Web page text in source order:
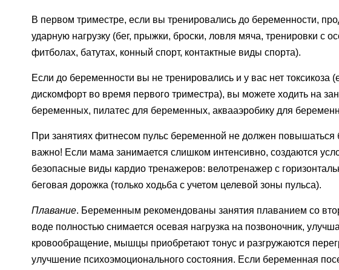
В первом триместре, если вы тренировались до беременности,
ударную нагрузку (бег, прыжки, броски, ловля мяча, тренировки с
фитболах, батутах, конный спорт, контактные виды спорта).
Если до беременности вы не тренировались и у вас нет токсикоза
дискомфорт во время первого триместра), вы можете ходить на
беременных, пилатес для беременных, аквааэробику для
При занятиях фитнесом пульс беременной не должен повышаться
важно! Если мама занимается слишком интенсивно, создаются
безопасные виды кардио тренажеров: велотренажер с
беговая дорожка (только ходьба с учетом целевой зоны пульса).
Плавание. Беременным рекомендованы занятия плаванием со
воде полностью снимается осевая нагрузка на позвоночник,
кровообращение, мышцы приобретают тонус и разгружаются
улучшение психоэмоционального состояния. Если беременная